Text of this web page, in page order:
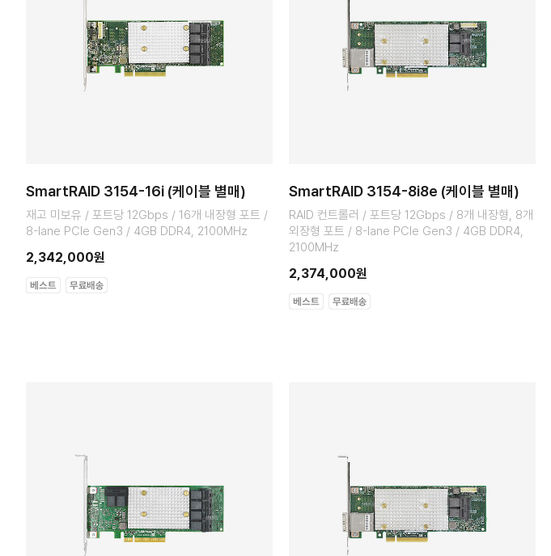
SmartRAID 3154-16i (케이블 별매)
재고 미보유 / 포트당 12Gbps / 16개 내장형 포트 /
8-lane PCIe Gen3 / 4GB DDR4, 2100MHz
2,342,000원
SmartRAID 3154-8i8e (케이블 별매)
RAID 컨트롤러 / 포트당 12Gbps / 8개 내장형, 8개
외장형 포트 / 8-lane PCIe Gen3 / 4GB DDR4,
2100MHz
2,374,000원